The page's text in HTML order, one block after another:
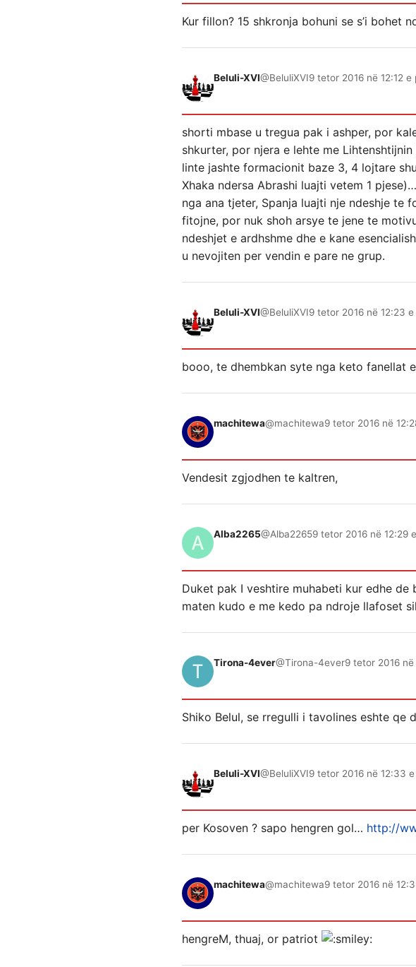
Kur fillon? 15 shkronja bohuni se s’i bohet
Beluli-XVI@BeluliXVI9 tetor 2016 në 12:12 e
shorti mbase u tregua pak i ashper, por
shkurter, por njera e lehte me
linte jashte formacionit baze 3, 4 lojtare
Xhaka ndersa Abrashi luajti vetem 1
nga ana tjeter, Spanja luajti nje ndeshje
fitojne, por nuk shoh arsye te jene te
ndeshjet e ardhshme dhe e kane
u nevojiten per vendin e pare ne grup.
Beluli-XVI@BeluliXVI9 tetor 2016 në 12:23
booo, te dhembkan syte nga keto fanellat
machitewa@machitewa9 tetor 2016 në
Vendesit zgjodhen te kaltren,
Alba2265@Alba22659 tetor 2016 në 12:29
Duket pak I veshtire muhabeti kur edhe
maten kudo e me kedo pa ndroje llafoset
Tirona-4ever@Tirona-4ever9 tetor 2016
Shiko Belul, se rregulli i tavolines eshte qe
Beluli-XVI@BeluliXVI9 tetor 2016 në 12:33
per Kosoven ? sapo hengren gol… http://
machitewa@machitewa9 tetor 2016 në
hengreM, thuaj, or patriot